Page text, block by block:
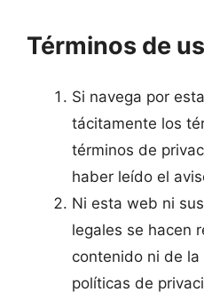
Términos de
Si navega por
tácitamente los
términos de
haber leído el
Ni esta web ni
legales se hacen
contenido ni de
políticas de